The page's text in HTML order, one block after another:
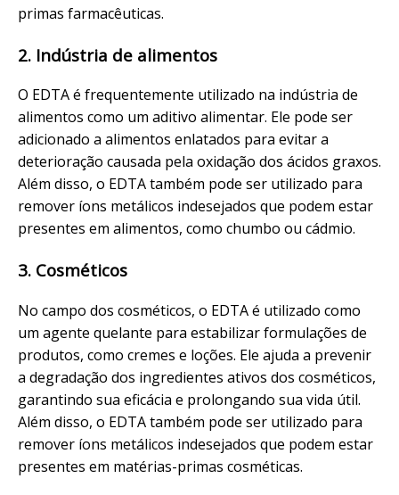
primas farmacêuticas.
2. Indústria de alimentos
O EDTA é frequentemente utilizado na indústria de
alimentos como um aditivo alimentar. Ele pode ser
adicionado a alimentos enlatados para evitar a
deterioração causada pela oxidação dos ácidos graxos.
Além disso, o EDTA também pode ser utilizado para
remover íons metálicos indesejados que podem estar
presentes em alimentos, como chumbo ou cádmio.
3. Cosméticos
No campo dos cosméticos, o EDTA é utilizado como
um agente quelante para estabilizar formulações de
produtos, como cremes e loções. Ele ajuda a prevenir
a degradação dos ingredientes ativos dos cosméticos,
garantindo sua eficácia e prolongando sua vida útil.
Além disso, o EDTA também pode ser utilizado para
remover íons metálicos indesejados que podem estar
presentes em matérias-primas cosméticas.